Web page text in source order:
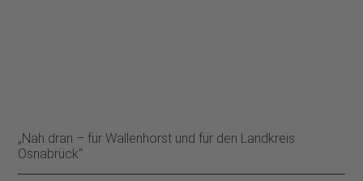
„Nah dran – für Wallenhorst und für den Landkreis
Osnabrück“